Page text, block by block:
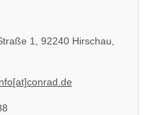
1, 92240 Hirschau,